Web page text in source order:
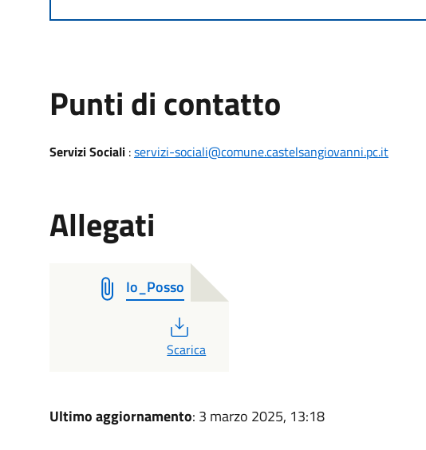
Punti di contatto
Servizi Sociali:servizi-sociali@comune.castelsangiovanni.pc.it
Allegati
Io_Posso
PDF
Scarica
Ultimo aggiornamento: 3 marzo 2025, 13:18